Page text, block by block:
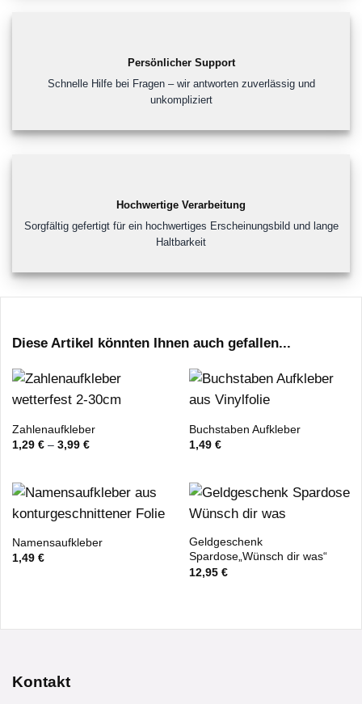
Persönlicher Support
Schnelle Hilfe bei Fragen – wir antworten zuverlässig und
unkompliziert
Hochwertige Verarbeitung
Sorgfältig gefertigt für ein hochwertiges Erscheinungsbild und lange
Haltbarkeit
Diese Artikel könnten Ihnen auch gefallen...
Zahlenaufkleber
1,29 €– 3,99 €
Buchstaben Aufkleber
1,49 €
Namensaufkleber
1,49 €
Geldgeschenk
Spardose„Wünsch dir was“
12,95 €
Kontakt